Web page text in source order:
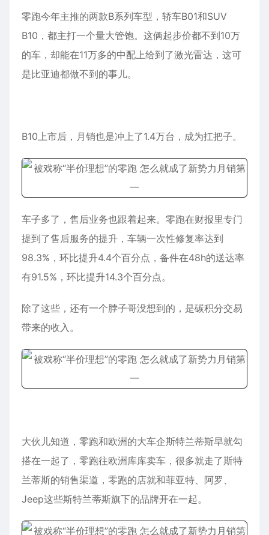
零跑今年主推的两款B系列车型，轿车B01和SUV
B10，都主打一个量大管饱。这俩起步价都不到10万
的车，却能在11万多的中配上给到了激光雷达，这可
是比亚迪都做不到的事儿。
B10上市后，月销也是冲上了1.4万台，成为扛把子。
车子多了，售后业务也跟着起来。零跑在财报里专门
提到了售后服务的提升，车辆一次性修复率达到
98.3%，环比提升4.4个百分点，备件在48h的送达率
有91.5%，环比提升14.3个百分点。
除了这些，还有一个脖子哥没想到的，是碳积分交易
带来的收入。
大伙儿知道，零跑和欧洲的大车企斯特兰蒂斯早就勾
搭在一起了，零跑往欧洲库库卖车，很多就走了斯特
兰蒂斯的销售渠道，零跑的店就和菲亚特、阿罗、
Jeep这些斯特兰蒂斯旗下的品牌开在一起。